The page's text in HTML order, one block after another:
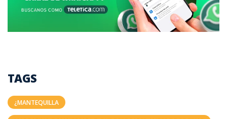
TAGS
¿MANTEQUILLA